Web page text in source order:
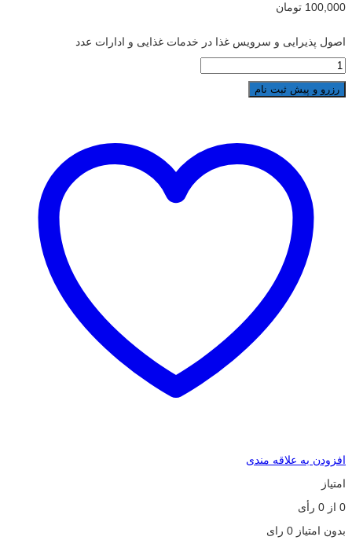
100,000 تومان
اصول پذیرایی و سرویس غذا در خدمات غذایی و ادارات عدد
رزرو و پیش ثبت نام
افزودن به علاقه مندی
امتیاز
0 از 0 رأی
بدون امتیاز 0 رای